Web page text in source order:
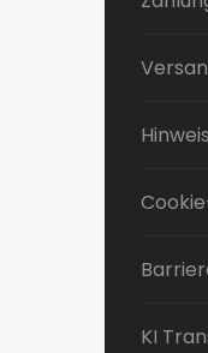
KI